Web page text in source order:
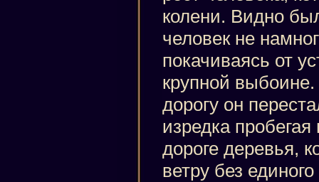
колени. Видно
человек не
покачиваясь от
крупной
дорогу он
изредка
дороге деревья,
ветру без